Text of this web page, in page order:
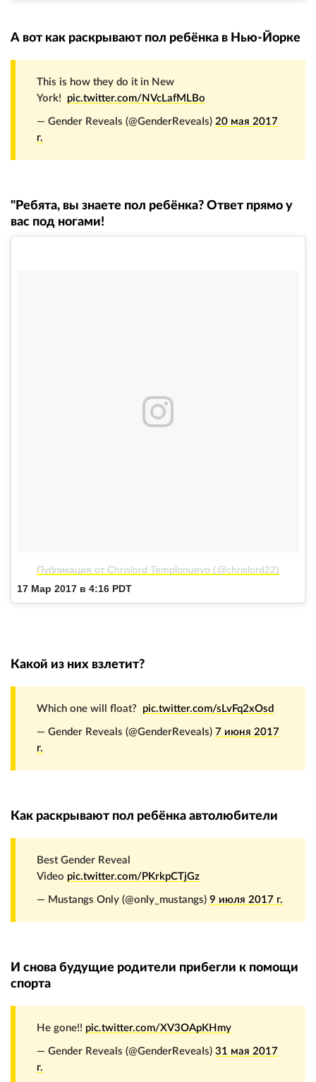
А вот как раскрывают пол ребёнка в Нью-Йорке
This is how they do it in New
York! pic.twitter.com/NVcLafMLBo
— Gender Reveals (@GenderReveaIs) 20 мая 2017
г.
"Ребята, вы знаете пол ребёнка? Ответ прямо у
вас под ногами!
Публикация от Chrislord Templonuevo (@chrislord22)
17 Мар 2017 в 4:16 PDT
Какой из них взлетит?
Which one will float? pic.twitter.com/sLvFq2xOsd
— Gender Reveals (@GenderReveaIs) 7 июня 2017
г.
Как раскрывают пол ребёнка автолюбители
Best Gender Reveal
Video pic.twitter.com/PKrkpCTjGz
— Mustangs Only (@only_mustangs) 9 июля 2017 г.
И снова будущие родители прибегли к помощи
спорта
He gone!! pic.twitter.com/XV3OApKHmy
— Gender Reveals (@GenderReveaIs) 31 мая 2017
г.